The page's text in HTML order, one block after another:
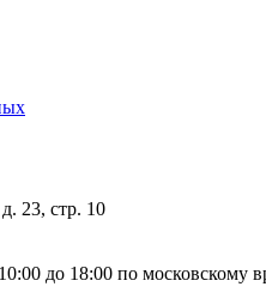
23, стр. 10
до 18:00 по московскому